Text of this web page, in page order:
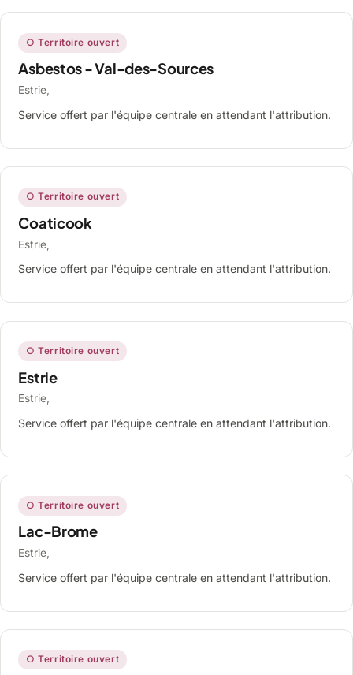
○ Territoire ouvert
Asbestos - Val-des-Sources
Estrie,
Service offert par l'équipe centrale en attendant l'attribution.
○ Territoire ouvert
Coaticook
Estrie,
Service offert par l'équipe centrale en attendant l'attribution.
○ Territoire ouvert
Estrie
Estrie,
Service offert par l'équipe centrale en attendant l'attribution.
○ Territoire ouvert
Lac-Brome
Estrie,
Service offert par l'équipe centrale en attendant l'attribution.
○ Territoire ouvert